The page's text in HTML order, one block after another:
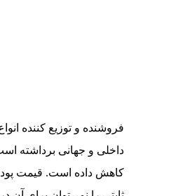
فروشنده و توزیع کننده
داخلی و جهانی برداشته
کاهش داده است. قیمت پودر